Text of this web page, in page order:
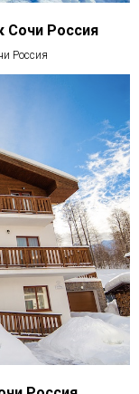
Сочи Россия
Россия